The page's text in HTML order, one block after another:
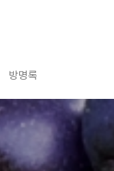
방명록